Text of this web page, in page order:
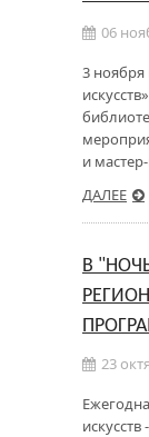
06
3
и
ДАЛЕЕ
В
23